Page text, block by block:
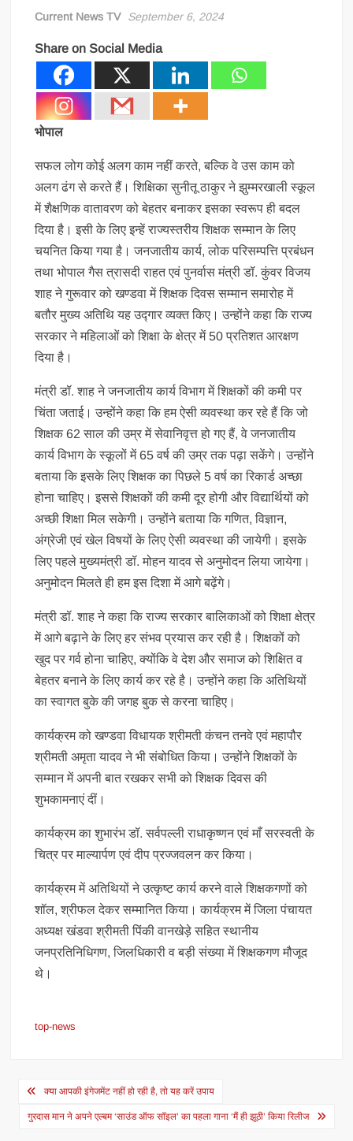
Current News TV September 6, 2024
Share on Social Media
भोपाल
सफल लोग कोई अलग काम नहीं करते, बल्कि वे उस काम को
अलग ढंग से करते हैं। शिक्षिका सुनीतू ठाकुर ने झुम्मरखाली स्कूल
में शैक्षणिक वातावरण को बेहतर बनाकर इसका स्वरूप ही बदल
दिया है। इसी के लिए इन्हें राज्यस्तरीय शिक्षक सम्मान के लिए
चयनित किया गया है। जनजातीय कार्य, लोक परिसम्पत्ति प्रबंधन
तथा भोपाल गैस त्रासदी राहत एवं पुनर्वास मंत्री डॉ. कुंवर विजय
शाह ने गुरूवार को खण्डवा में शिक्षक दिवस सम्मान समारोह में
बतौर मुख्य अतिथि यह उद्गार व्यक्त किए। उन्होंने कहा कि राज्य
सरकार ने महिलाओं को शिक्षा के क्षेत्र में 50 प्रतिशत आरक्षण
दिया है।
मंत्री डॉ. शाह ने जनजातीय कार्य विभाग में शिक्षकों की कमी पर
चिंता जताई। उन्होंने कहा कि हम ऐसी व्यवस्था कर रहे हैं कि जो
शिक्षक 62 साल की उम्र में सेवानिवृत्त हो गए हैं, वे जनजातीय
कार्य विभाग के स्कूलों में 65 वर्ष की उम्र तक पढ़ा सकेंगे। उन्होंने
बताया कि इसके लिए शिक्षक का पिछले 5 वर्ष का रिकार्ड अच्छा
होना चाहिए। इससे शिक्षकों की कमी दूर होगी और विद्यार्थियों को
अच्छी शिक्षा मिल सकेगी। उन्होंने बताया कि गणित, विज्ञान,
अंग्रेजी एवं खेल विषयों के लिए ऐसी व्यवस्था की जायेगी। इसके
लिए पहले मुख्यमंत्री डॉ. मोहन यादव से अनुमोदन लिया जायेगा।
अनुमोदन मिलते ही हम इस दिशा में आगे बढ़ेंगे।
मंत्री डॉ. शाह ने कहा कि राज्य सरकार बालिकाओं को शिक्षा क्षेत्र
में आगे बढ़ाने के लिए हर संभव प्रयास कर रही है। शिक्षकों को
खुद पर गर्व होना चाहिए, क्योंकि वे देश और समाज को शिक्षित व
बेहतर बनाने के लिए कार्य कर रहे है। उन्होंने कहा कि अतिथियों
का स्वागत बुके की जगह बुक से करना चाहिए।
कार्यक्रम को खण्डवा विधायक श्रीमती कंचन तनवे एवं महापौर
श्रीमती अमृता यादव ने भी संबोधित किया। उन्होंने शिक्षकों के
सम्मान में अपनी बात रखकर सभी को शिक्षक दिवस की
शुभकामनाएं दीं।
कार्यक्रम का शुभारंभ डॉ. सर्वपल्ली राधाकृष्णन एवं माँ सरस्वती के
चित्र पर माल्यार्पण एवं दीप प्रज्जवलन कर किया।
कार्यक्रम में अतिथियों ने उत्कृष्ट कार्य करने वाले शिक्षकगणों को
शॉल, श्रीफल देकर सम्मानित किया। कार्यक्रम में जिला पंचायत
अध्यक्ष खंडवा श्रीमती पिंकी वानखेड़े सहित स्थानीय
जनप्रतिनिधिगण, जिलधिकारी व बड़ी संख्या में शिक्षकगण मौजूद
थे।
top-news
Post
navigation
क्या आपकी इंगेजमेंट नहीं हो रही है, तो यह करें उपाय
गुरदास मान ने अपने एल्बम ‘साउंड ऑफ सॉइल’ का पहला गाना ‘मैं ही झूठी’ किया रिलीज